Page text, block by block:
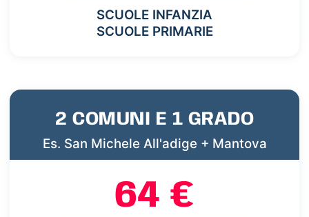
SCUOLE INFANZIA
SCUOLE PRIMARIE
2 COMUNI E 1 GRADO
Es. San Michele All'adige + Mantova
64 €